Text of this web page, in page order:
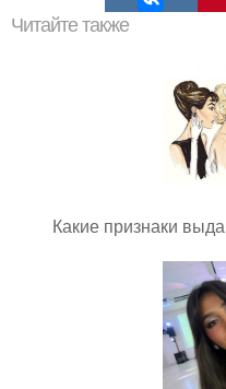
Читайте также
Какие признаки